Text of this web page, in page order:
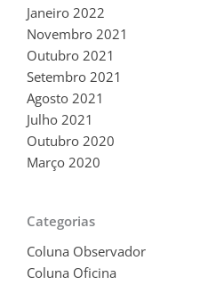
Janeiro 2022
Novembro 2021
Outubro 2021
Setembro 2021
Agosto 2021
Julho 2021
Outubro 2020
Março 2020
Categorias
Coluna Observador
Coluna Oficina